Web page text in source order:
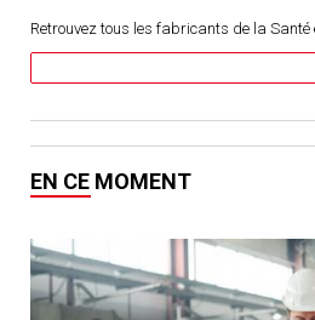
Retrouvez tous les fabricants de la Santé
EN CE MOMENT